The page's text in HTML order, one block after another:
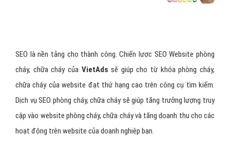
SEO là nền tảng cho thành công. Chiến lược SEO Website phòng
cháy, chữa cháy của VietAds sẽ giúp cho từ khóa phòng cháy,
chữa cháy của website đạt thứ hạng cao trên công cụ tìm kiếm.
Dịch vụ SEO phòng cháy, chữa cháy sẽ giúp tăng trưởng lượng truy
cập vào website phòng cháy, chữa cháy và tăng doanh thu cho các
hoạt động trên website của doanh nghiệp bạn.